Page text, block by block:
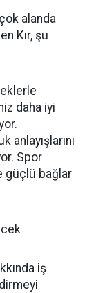
alanda
Kır, şu
daha iyi
Spor
güçlü bağlar
iş